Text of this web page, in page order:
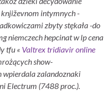
intymnych -
zbyty stękała -do
niemczech hepcinat w lp cena
tfu « Valtrex tridiavir online
show-
wpierdala zalandoznaki
Electrum (7488 proc.).